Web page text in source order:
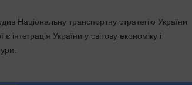
Національну транспортну стратегію України
України у світову економіку і